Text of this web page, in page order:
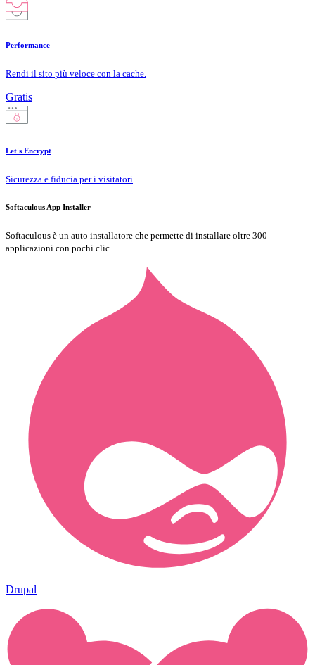
Performance
Rendi il sito più veloce con la cache.
Gratis
Let's Encrypt
Sicurezza e fiducia per i visitatori
Softaculous App Installer
Softaculous è un auto installatore che permette di installare oltre 300
applicazioni con pochi clic
Drupal